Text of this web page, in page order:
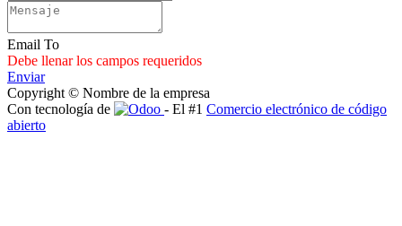
Email To
Debe llenar los campos requeridos
Enviar
Copyright © Nombre de la empresa
Con tecnología de
- El #1 Comercio electrónico de código
abierto